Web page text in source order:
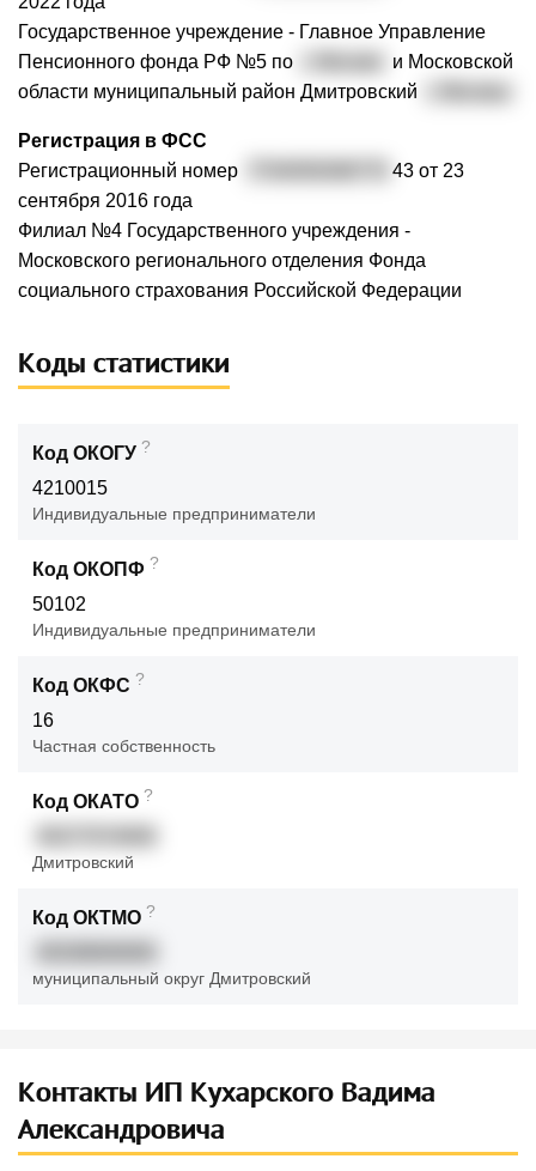
Государственное учреждение - Главное Управление
Пенсионного фонда РФ №5 по
и Московской
области муниципальный район Дмитровский
Регистрация в ФСС
Регистрационный номер
43 от 23
сентября 2016 года
Филиал №4 Государственного учреждения -
Московского регионального отделения Фонда
социального страхования Российской Федерации
Коды статистики
Код ОКОГУ ?
4210015
Индивидуальные предприниматели
Код ОКОПФ ?
50102
Индивидуальные предприниматели
Код ОКФС ?
16
Частная собственность
Код ОКАТО ?
Дмитровский
Код ОКТМО ?
муниципальный округ Дмитровский
Контакты ИП Кухарского Вадима
Александровича